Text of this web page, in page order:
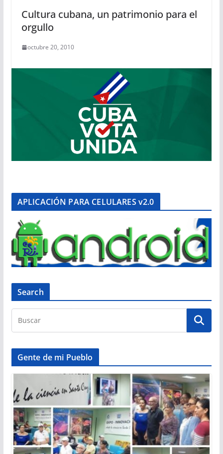
Cultura cubana, un patrimonio para el
orgullo
octubre 20, 2010
APLICACIÓN PARA CELULARES v2.0
Search
Gente de mi Pueblo